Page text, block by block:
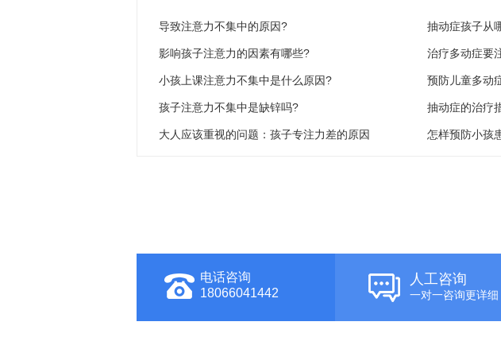
导致注意力不集中的原因?
影响孩子注意力的因素有哪些?
小孩上课注意力不集中是什么原因?
孩子注意力不集中是缺锌吗?
大人应该重视的问题：孩子专注力差的原因
抽动症孩子从
治疗多动症要
预防儿童多动
抽动症的治疗
怎样预防小孩
电话咨询
18066041442
人工咨询
一对一咨询更详细